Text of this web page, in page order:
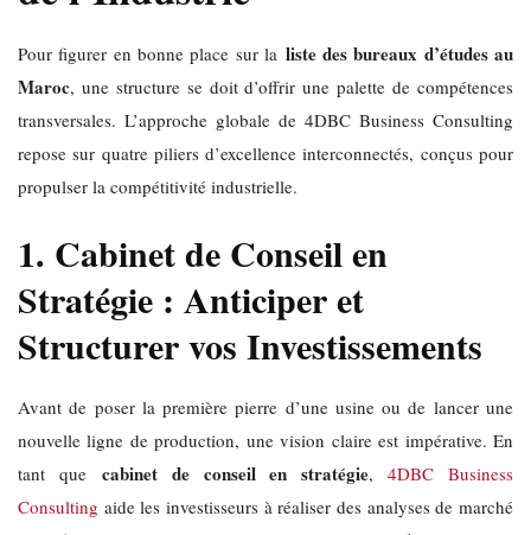
Pour figurer en bonne place sur la liste des bureaux d’études au
Maroc, une structure se doit d’offrir une palette de compétences
transversales. L’approche globale de 4DBC Business Consulting
repose sur quatre piliers d’excellence interconnectés, conçus pour
propulser la compétitivité industrielle.
1. Cabinet de Conseil en
Stratégie : Anticiper et
Structurer vos Investissements
Avant de poser la première pierre d’une usine ou de lancer une
nouvelle ligne de production, une vision claire est impérative. En
tant que cabinet de conseil en stratégie,4DBC Business
Consulting aide les investisseurs à réaliser des analyses de marché